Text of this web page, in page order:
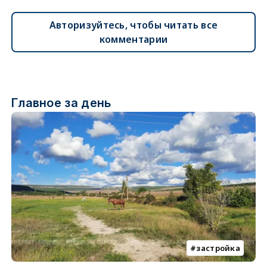
Авторизуйтесь, чтобы читать все
комментарии
Главное за день
застройка